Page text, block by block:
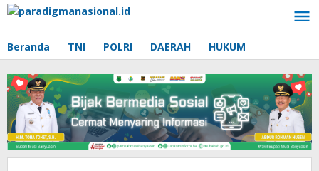
Lewati
Beranda TNI POLRI DAERAH HUKUM